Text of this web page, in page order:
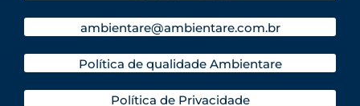
ambientare@ambientare.com.br
Política de qualidade Ambientare
Política de Privacidade